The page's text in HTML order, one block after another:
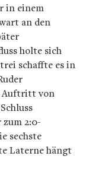
in einem
an den
holte sich
schaffte es in
Auftritt von
2:0-
sechste
Laterne hängt